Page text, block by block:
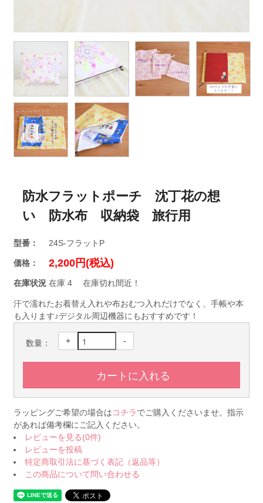
防水フラットポーチ 沈丁花の想
い 防水布 収納袋 旅行用
型番： 24S-フラットP
価格： 2,200円(税込)
在庫状況 在庫 4 在庫切れ間近！
汗で濡れたお着替え入れや布おむつ入れだけでなく、手帳や本
も入ります♪デジタル周辺機器にもおすすめです！
数量： + -
ラッピングご希望の場合はコチラでご購入くださいませ。指示
があれば備考欄にご記入ください。
レビューを見る(0件)
レビューを投稿
特定商取引法に基づく表記（返品等）
この商品について問い合わせる